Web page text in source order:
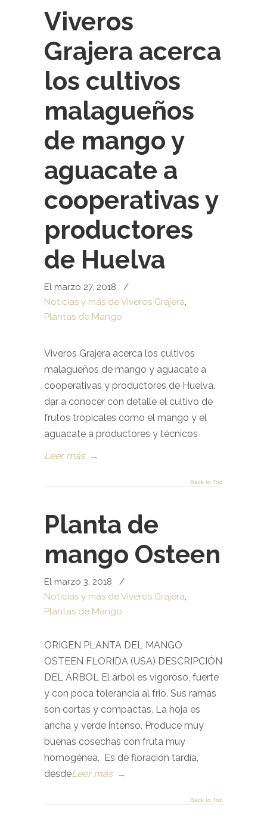
Viveros
Grajera acerca
los cultivos
malagueños
de mango y
aguacate a
cooperativas y
productores
de Huelva
El marzo 27, 2018
/
Noticias y más de Viveros Grajera,
Plantas de Mango
Viveros Grajera acerca los cultivos
malagueños de mango y aguacate a
cooperativas y productores de Huelva.
dar a conocer con detalle el cultivo de
frutos tropicales como el mango y el
aguacate a productores y técnicos
Leer más →
Back to Top
Planta de
mango Osteen
El marzo 3, 2018
/
Noticias y más de Viveros Grajera,
Plantas de Mango
ORIGEN PLANTA DEL MANGO
OSTEEN FLORIDA (USA) DESCRIPCIÓN
DEL ÁRBOL El árbol es vigoroso, fuerte
y con poca tolerancia al frio. Sus ramas
son cortas y compactas. La hoja es
ancha y verde intenso. Produce muy
buenas cosechas con fruta muy
homogénea. Es de floración tardía,
desdeLeer más →
Back to Top